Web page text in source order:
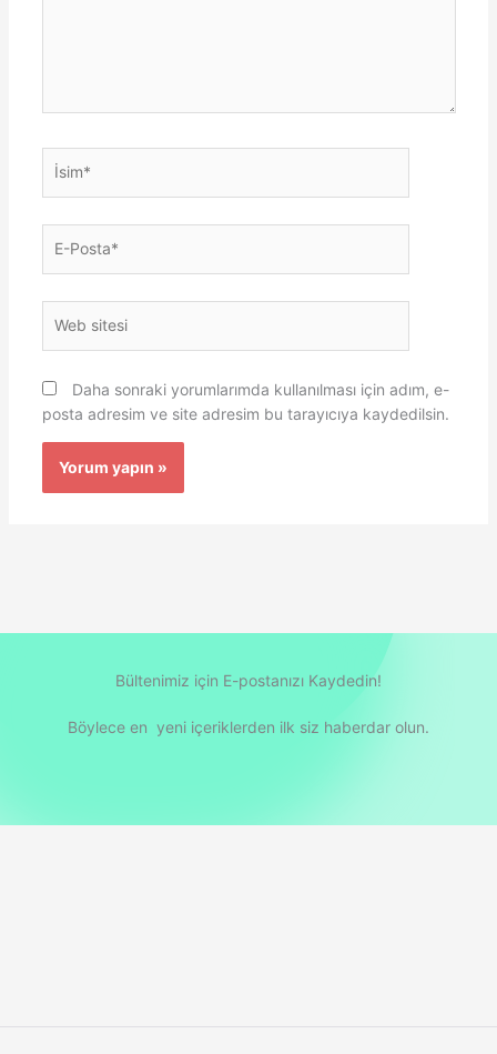
Posta*
sitesi
Daha sonraki yorumlarımda kullanılması için adım, e-
posta adresim ve site adresim bu tarayıcıya kaydedilsin.
Bültenimiz için E-postanızı Kaydedin!
Böylece en yeni içeriklerden ilk siz haberdar olun.